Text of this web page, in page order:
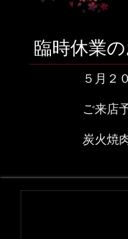
臨時休業
５月２
ご来店
炭火焼